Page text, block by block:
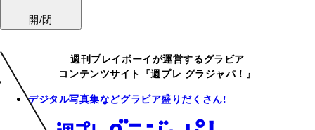
開/閉
週刊プレイボーイが運営するグラビア
コンテンツサイト『週プレ グラジャパ！』
デジタル写真集などグラビア盛りだくさん!